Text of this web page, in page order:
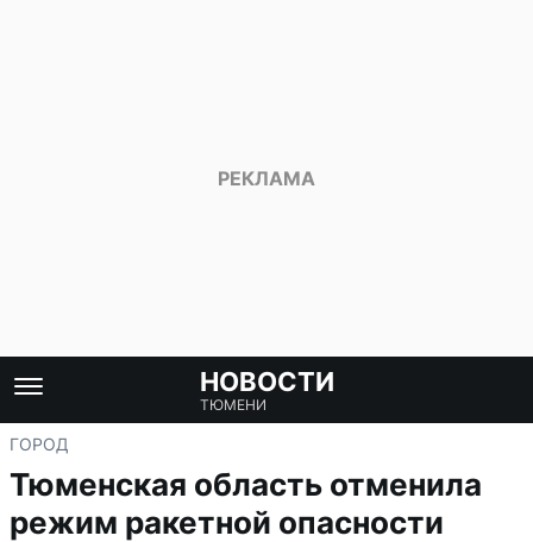
НОВОСТИ
ТЮМЕНИ
ГОРОД
Тюменская область отменила
режим ракетной опасности